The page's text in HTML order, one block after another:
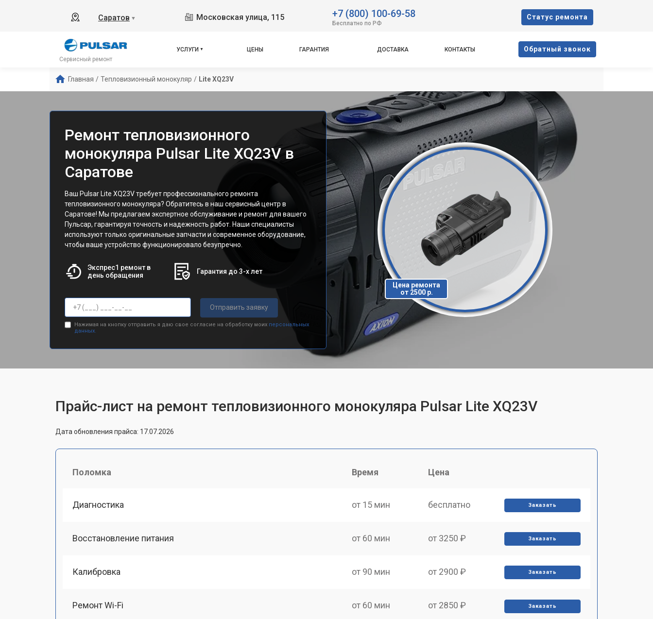
Саратов ▼ Московская улица, 115 +7 (800) 100-69-58
Бесплатно по РФ
Cтатус ремонта
Сервисный ремонт
УСЛУГИ ЦЕНЫ ГАРАНТИЯ ДОСТАВКА КОНТАКТЫ Oбратный звонок
Главная / Тепловизионный монокуляр / Lite XQ23V
Ремонт тепловизионного
монокуляра Pulsar Lite XQ23V в
Саратове
Ваш Pulsar Lite XQ23V требует профессионального ремонта
тепловизионного монокуляра? Обратитесь в наш сервисный центр в
Саратове! Мы предлагаем экспертное обслуживание и ремонт для вашего
Пульсар, гарантируя точность и надежность работ. Наши специалисты
используют только оригинальные запчасти и современное оборудование,
чтобы ваше устройство функционировало безупречно.
Экспрес1 ремонт в
день обращения
Гарантия до 3-х лет
Отправить заявку
Нажимая на кнопку отправить я даю свое согласие на обработку моих персональных
данных.
Цена ремонта
от 2500 р.
Прайс-лист на ремонт тепловизионного монокуляра Pulsar Lite XQ23V
Дата обновления прайса: 17.07.2026
Поломка Время Цена
Диагностика от 15 мин бесплатно Заказать
Восстановление питания от 60 мин от 3250 ₽ Заказать
Калибровка от 90 мин от 2900 ₽ Заказать
Ремонт Wi-Fi от 60 мин от 2850 ₽ Заказать